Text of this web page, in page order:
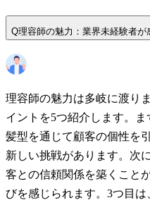
Q理容師の魅力：業界未経験者が
理容師の魅力は多岐に渡り
イントを5つ紹介します。ま
髪型を通じて顧客の個性を
新しい挑戦があります。次に
客との信頼関係を築くこと
びを感じられます。3つ目は